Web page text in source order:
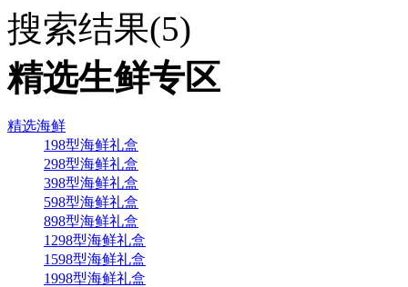
搜索结果(5)
精选生鲜专区
精选海鲜
198型海鲜礼盒
298型海鲜礼盒
398型海鲜礼盒
598型海鲜礼盒
898型海鲜礼盒
1298型海鲜礼盒
1598型海鲜礼盒
1998型海鲜礼盒